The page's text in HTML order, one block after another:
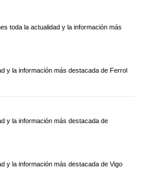
toda la actualidad y la información más
y la información más destacada de Ferrol
y la información más destacada de
y la información más destacada de Vigo